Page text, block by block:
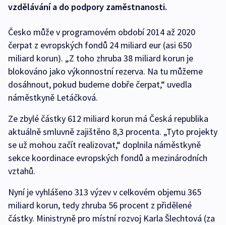
vzdělávání a do podpory zaměstnanosti.
Česko může v programovém období 2014 až 2020
čerpat z evropských fondů 24 miliard eur (asi 650
miliard korun). „Z toho zhruba 38 miliard korun je
blokováno jako výkonnostní rezerva. Na tu můžeme
dosáhnout, pokud budeme dobře čerpat,“ uvedla
náměstkyně Letáčková.
Ze zbylé částky 612 miliard korun má Česká republika
aktuálně smluvně zajištěno 8,3 procenta. „Tyto projekty
se už mohou začít realizovat,“ doplnila náměstkyně
sekce koordinace evropských fondů a mezinárodních
vztahů.
Nyní je vyhlášeno 313 výzev v celkovém objemu 365
miliard korun, tedy zhruba 56 procent z přidělené
částky. Ministryně pro místní rozvoj Karla Šlechtová (za